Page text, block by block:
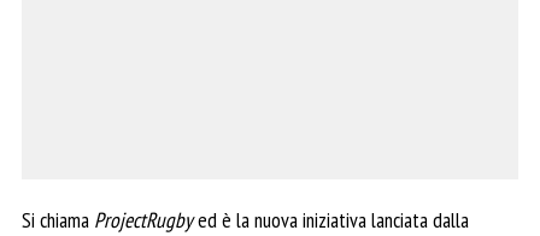
Si chiama ProjectRugbyed è la nuova iniziativa lanciata dalla